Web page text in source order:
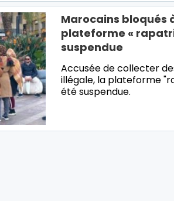
Marocains bloqués
plateforme «
suspendue
Accusée de collecter
illégale, la plateforme
été suspendue.